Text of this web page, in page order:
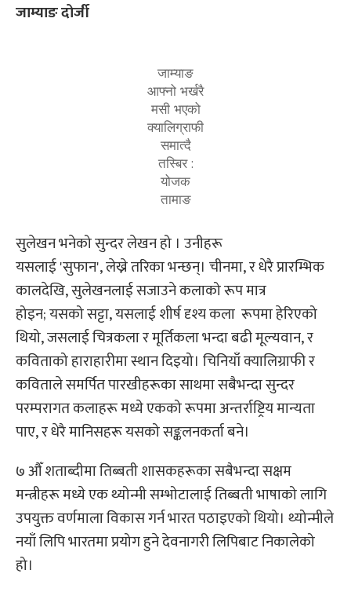
जाम्याङ दोर्जी
जाम्याङ
आफ्नो भर्खरै
मसी भएको
क्यालिग्राफी
समात्दै
तस्बिर :
योजक
तामाङ
सुलेखन भनेको सुन्दर लेखन हो । उनीहरू
यसलाई 'सुफान', लेख्ने तरिका भन्छन्। चीनमा, र धेरै प्रारम्भिक
कालदेखि, सुलेखनलाई सजाउने कलाको रूप मात्र
होइन; यसको सट्टा, यसलाई शीर्ष दृश्य कला रूपमा हेरिएको
थियो, जसलाई चित्रकला र मूर्तिकला भन्दा बढी मूल्यवान, र
कविताको हाराहारीमा स्थान दिइयो। चिनियाँ क्यालिग्राफी र
कविताले समर्पित पारखीहरूका साथमा सबैभन्दा सुन्दर
परम्परागत कलाहरू मध्ये एकको रूपमा अन्तर्राष्ट्रिय मान्यता
पाए, र धेरै मानिसहरू यसको सङ्कलनकर्ता बने।
७ औँ शताब्दीमा तिब्बती शासकहरूका सबैभन्दा सक्षम
मन्त्रीहरू मध्ये एक थ्योन्मी सम्भोटालाई तिब्बती भाषाको लागि
उपयुक्त वर्णमाला विकास गर्न भारत पठाइएको थियो। थ्योन्मीले
नयाँ लिपि भारतमा प्रयोग हुने देवनागरी लिपिबाट निकालेको
हो।